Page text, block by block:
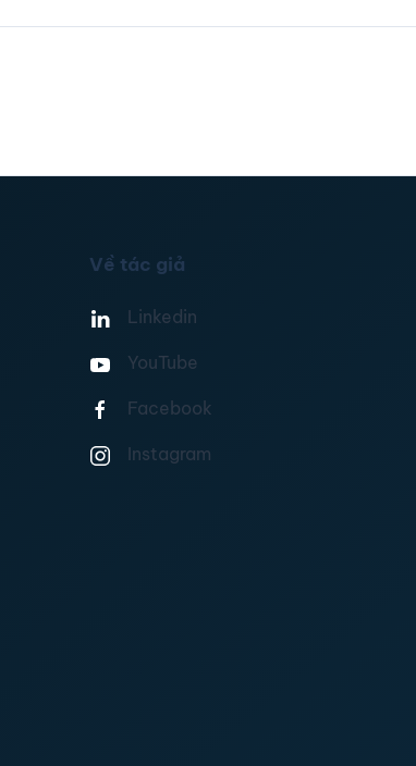
Về tác giả
Linkedin
YouTube
Facebook
Instagram